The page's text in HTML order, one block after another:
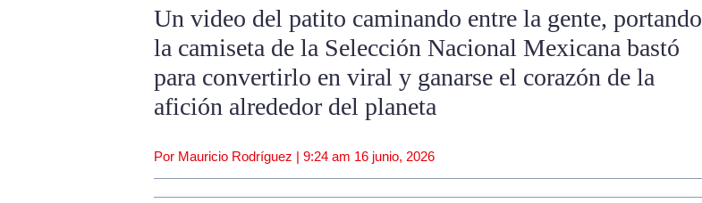
Un video del patito caminando entre la gente, portando
la camiseta de la Selección Nacional Mexicana bastó
para convertirlo en viral y ganarse el corazón de la
afición alrededor del planeta
Por Mauricio Rodríguez | 9:24 am 16 junio, 2026